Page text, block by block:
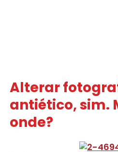
Alterar
antiético, sim.
onde?